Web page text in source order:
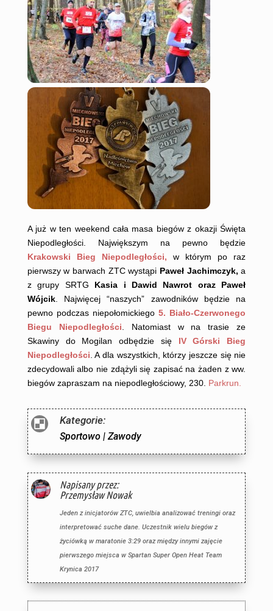
A już w ten weekend cała masa biegów z okazji Święta
Niepodległości. Największym na pewno będzie
Krakowski Bieg Niepodległości, w którym po raz
pierwszy w barwach ZTC wystąpi Paweł Jachimczyk,a
z grupy SRTG Kasia i Dawid Nawrot oraz Paweł
Wójcik. Najwięcej “naszych” zawodników będzie na
pewno podczas niepołomickiego5. Biało-Czerwonego
Biegu Niepodległości . Natomiast w na trasie ze
Skawiny do Mogilan odbędzie się IV Górski Bieg
Niepodległości . A dla wszystkich, którzy jeszcze się nie
zdecydowali albo nie zdążyli się zapisać na żaden z ww.
biegów zapraszam na niepodległościowy, 230. Parkrun.
 Kategorie:
Sportowo| Zawody
Napisany przez:
Przemysław Nowak
Jeden z inicjatorów ZTC, uwielbia analizować treningi oraz
interpretować suche dane. Uczestnik wielu biegów z
życiówką w maratonie 3:29 oraz między innymi zajęcie
pierwszego miejsca w Spartan Super Open Heat Team
Krynica 2017